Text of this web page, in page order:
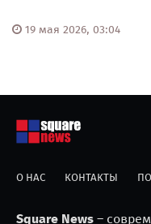
19 мая 2026, 03:04
О НАС КОНТАКТЫ
Square News –